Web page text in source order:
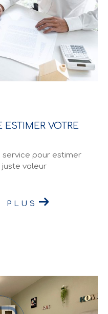
VOTRE
pour estimer
juste valeur
PLUS